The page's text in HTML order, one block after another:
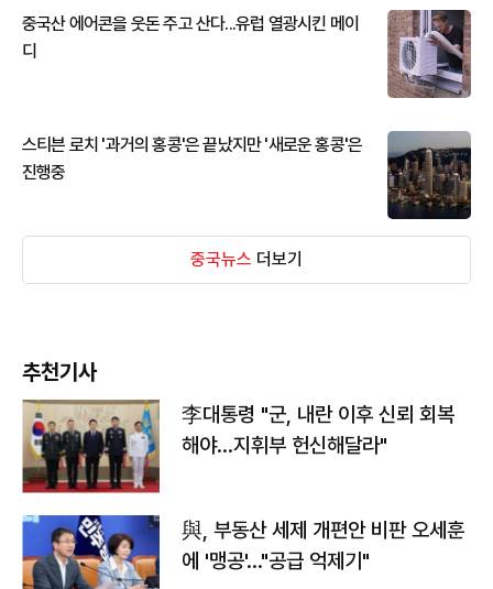
중국산 에어콘을 웃돈 주고 산다...유럽 열광시킨 메이
디
스티븐 로치 '과거의 홍콩'은 끝났지만 '새로운 홍콩'은
진행중
중국뉴스 더보기
추천기사
李대통령 "군, 내란 이후 신뢰 회복
해야…지휘부 헌신해달라"
與, 부동산 세제 개편안 비판 오세훈
에 '맹공'…"공급 억제기"